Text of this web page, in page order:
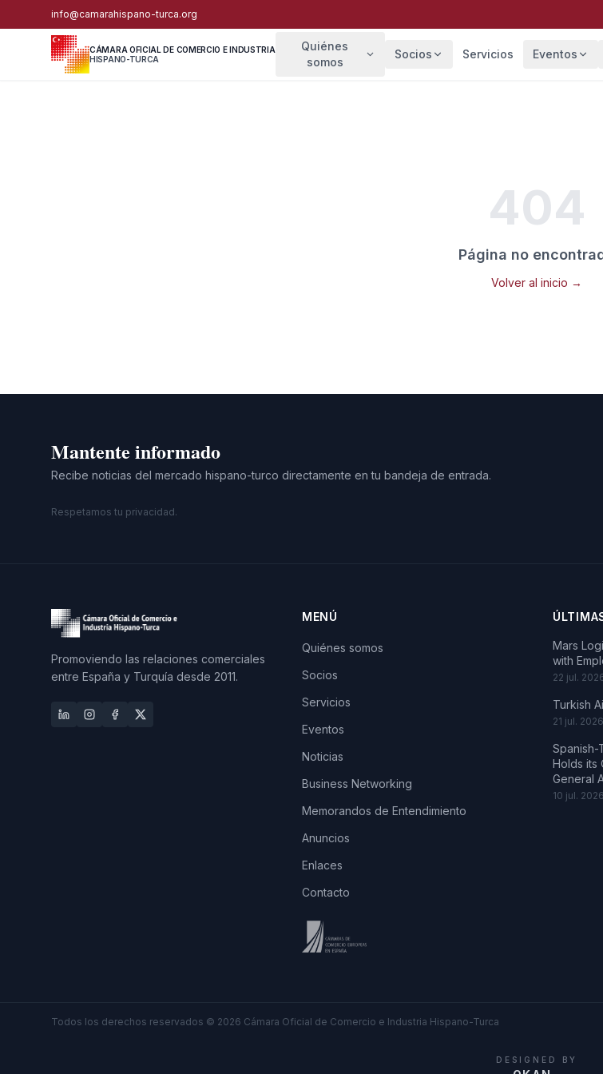
info@camarahispano-turca.org
CÁMARA OFICIAL DE COMERCIO E INDUSTRIA
HISPANO-TURCA
Quiénes
somos
Socios Servicios Eventos
404
Página no
Volver al inicio →
Mantente informado
Recibe noticias del mercado hispano-turco directamente en tu bandeja de entrada.
Respetamos tu privacidad.
Promoviendo las relaciones comerciales
entre España y Turquía desde 2011.
MENÚ
Quiénes somos
Socios
Servicios
Eventos
Noticias
Business Networking
Memorandos de Entendimiento
Anuncios
Enlaces
Contacto
Mars
with
22 jul.
Turkish
21 jul. 2026
Spanish-
Holds its
General
10 jul. 2026
Todos los derechos reservados © 2026 Cámara Oficial de Comercio e Industria Hispano-Turca
DESIGNED BY